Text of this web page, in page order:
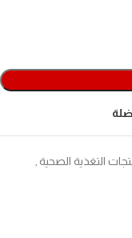
التغذية الصحية